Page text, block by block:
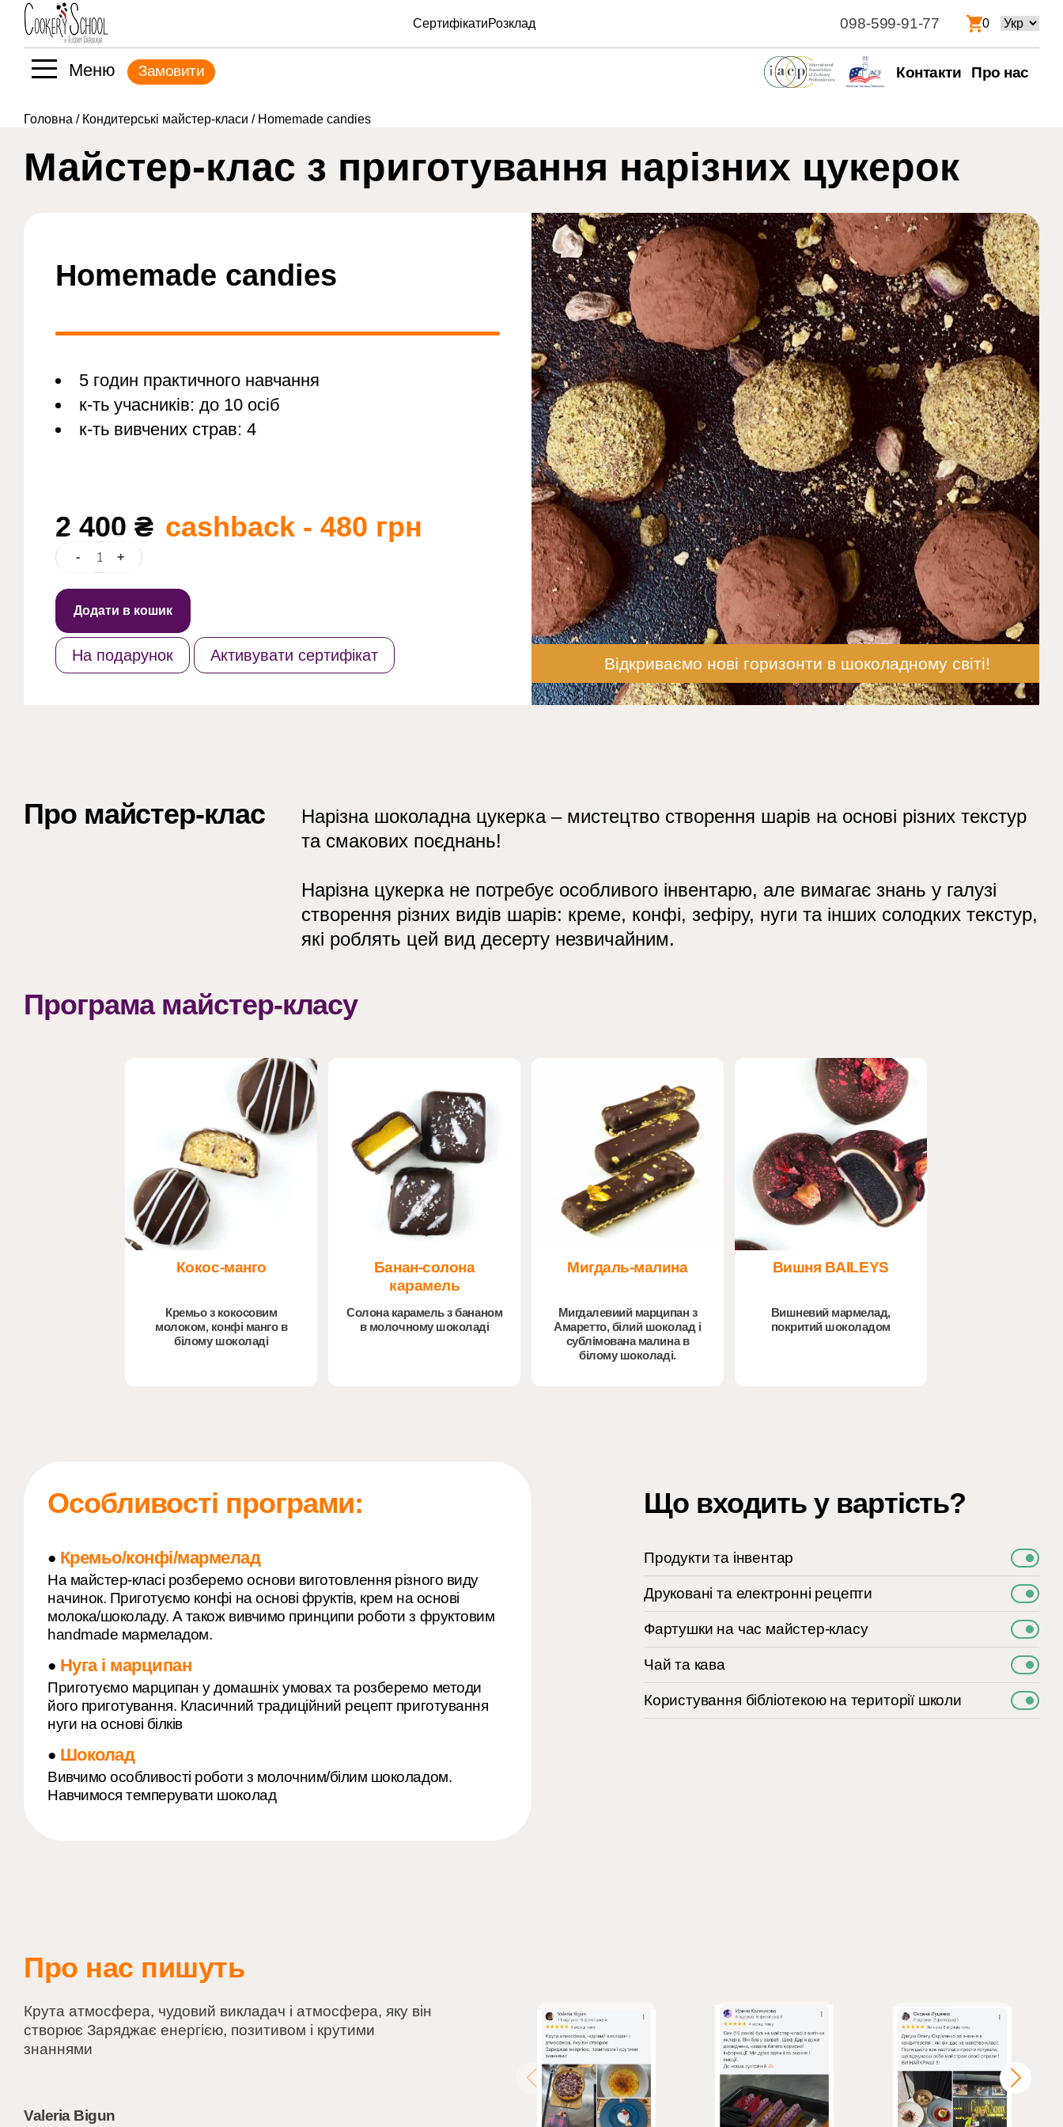
СертифікатиРозклад 098-599-91-77 0
Вибрати
Меню Замовити Контакти Про нас
Головна / Кондитерські майстер-класи / Homemade candies
Майстер-клас з приготування нарізних цукерок
Homemade candies
5 годин практичного навчання
к-ть учасників: до 10 осіб
к-ть вивчених страв: 4
2 400 ₴ cashback - 480 грн
-
Homemade
кількість
+
Додати в кошик
На подарунок Активувати сертифікат Відкриваємо нові горизонти в шоколадному світі!
Про майстер-клас
Нарізна шоколадна цукерка – мистецтво створення шарів на основі різних текстур
та смакових поєднань!
Нарізна цукерка не потребує особливого інвентарю, але вимагає знань у галузі
створення різних видів шарів: креме, конфі, зефіру, нуги та інших солодких текстур,
які роблять цей вид десерту незвичайним.
Програма майстер-класу
Кокос-манго
Кремьо з кокосовим
молоком, конфі манго в
білому шоколаді
Банан-солона
карамель
Солона карамель з бананом
в молочному шоколаді
Мигдаль-малина
Мигдалевиий марципан з
Амаретто, білий шоколад і
сублімована малина в
білому шоколаді.
Вишня BAILEYS
Вишневий мармелад,
покритий шоколадом
Особливості програми:
● Кремьо/конфі/мармелад
На майстер-класі розберемо основи виготовлення різного виду
начинок. Приготуємо конфі на основі фруктів, крем на основі
молока/шоколаду. А також вивчимо принципи роботи з фруктовим
handmade мармеладом.
● Нуга і марципан
Приготуємо марципан у домашніх умовах та розберемо методи
його приготування. Класичний традиційний рецепт приготування
нуги на основі білків
● Шоколад
Вивчимо особливості роботи з молочним/білим шоколадом.
Навчимося темперувати шоколад
Що входить у вартість?
Продукти та інвентар
Друковані та електронні рецепти
Фартушки на час майстер-класу
Чай та кава
Користування бібліотекою на території школи
Про нас пишуть
Крута атмосфера, чудовий викладач і атмосфера, яку він
створює Заряджає енергією, позитивом і крутими
знаннями
Valeria Bigun